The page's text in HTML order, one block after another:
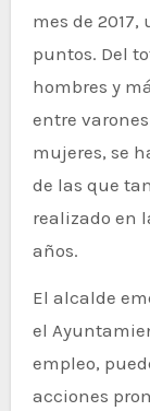
mes de
puntos. Del
hombres y
entre
mujeres, se
de las que
realizado en
años.
El alcalde
el
empleo,
acciones